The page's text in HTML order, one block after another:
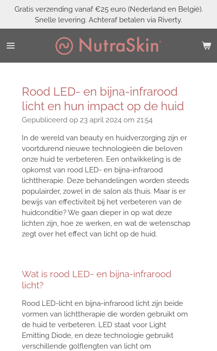
naar
de
Gratis verzending vanaf €25 euro (Nederland en België).
Snelle levering. Achteraf betalen via Riverty.
Rood LED- en bijna-infrarood
licht en hun impact op de huid
Gepubliceerd op 23 april 2024 om 21:54
In de wereld van beauty en huidverzorging zijn er
voortdurend nieuwe technologieën die beloven
onze huid te verbeteren. Een ontwikkeling is de
opkomst van rood LED- en bijna-infrarood
lichttherapie. Deze behandelingen worden steeds
populairder, zowel in de salon als thuis. Maar is er
bewijs van effectiviteit bij het verbeteren van de
huidconditie? We gaan dieper in op wat deze
lichten zijn, hoe ze werken, en wat de wetenschap
zegt over het effect van licht op de huid.
Wat is rood LED- en bijna-infrarood
licht?
Rood LED-licht en bijna-infrarood licht zijn beide
vormen van lichttherapie die worden gebruikt om
de huid te verbeteren. LED staat voor Light
Emitting Diode, en deze technologie gebruikt
verschillende golflengten van licht om